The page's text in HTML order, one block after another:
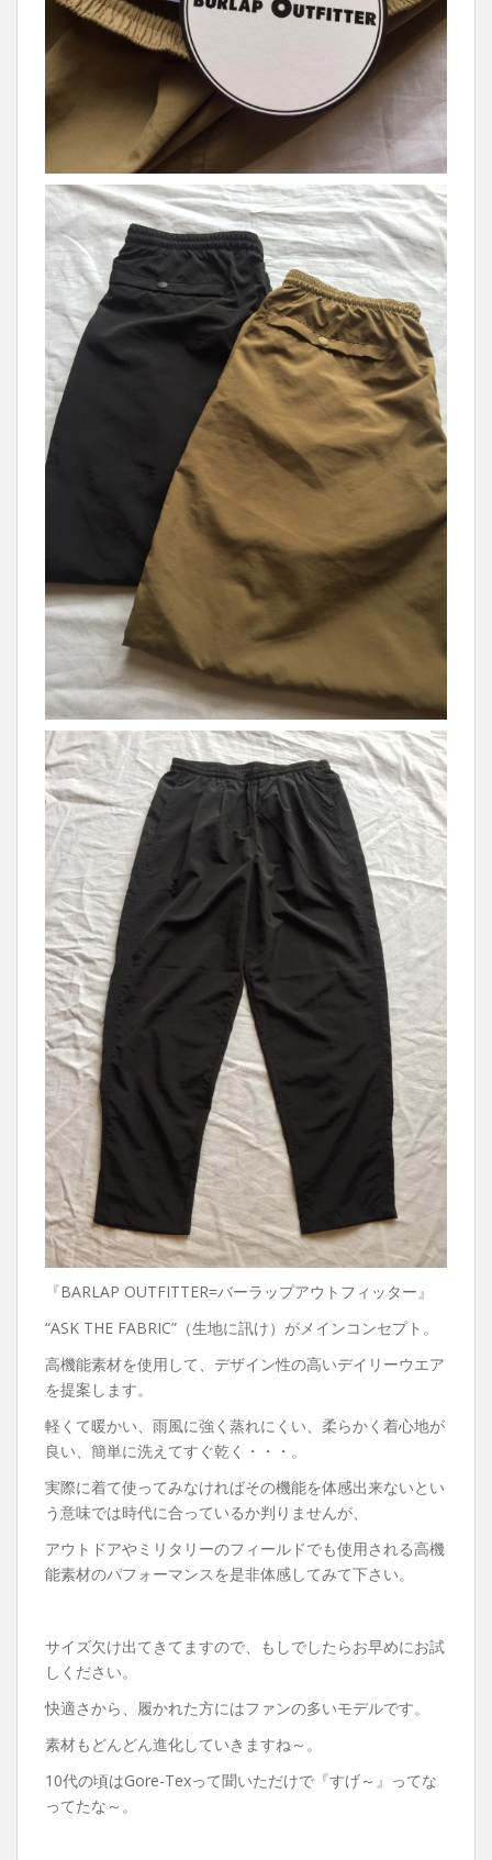
『BARLAP OUTFITTER=バーラップアウトフィッター』
“ASK THE FABRIC”（生地に訊け）がメインコンセプト。
高機能素材を使用して、デザイン性の高いデイリーウエア
を提案します。
軽くて暖かい、雨風に強く蒸れにくい、柔らかく着心地が
良い、簡単に洗えてすぐ乾く・・・。
実際に着て使ってみなければその機能を体感出来ないとい
う意味では時代に合っているか判りませんが、
アウトドアやミリタリーのフィールドでも使用される高機
能素材のパフォーマンスを是非体感してみて下さい。
サイズ欠け出てきてますので、もしでしたらお早めにお試
しください。
快適さから、履かれた方にはファンの多いモデルです。
素材もどんどん進化していきますね～。
10代の頃はGore-Texって聞いただけで『すげ～』ってな
ってたな～。